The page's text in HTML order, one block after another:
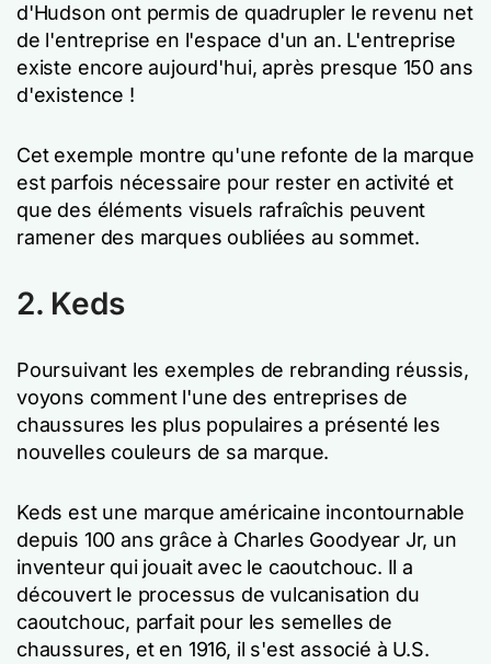
d'Hudson ont permis de quadrupler le revenu net
de l'entreprise en l'espace d'un an. L'entreprise
existe encore aujourd'hui, après presque 150 ans
d'existence !
Cet exemple montre qu'une refonte de la marque
est parfois nécessaire pour rester en activité et
que des éléments visuels rafraîchis peuvent
ramener des marques oubliées au sommet.
2. Keds
Poursuivant les exemples de rebranding réussis,
voyons comment l'une des entreprises de
chaussures les plus populaires a présenté les
nouvelles couleurs de sa marque.
Keds est une marque américaine incontournable
depuis 100 ans grâce à Charles Goodyear Jr, un
inventeur qui jouait avec le caoutchouc. Il a
découvert le processus de vulcanisation du
caoutchouc, parfait pour les semelles de
chaussures, et en 1916, il s'est associé à U.S.